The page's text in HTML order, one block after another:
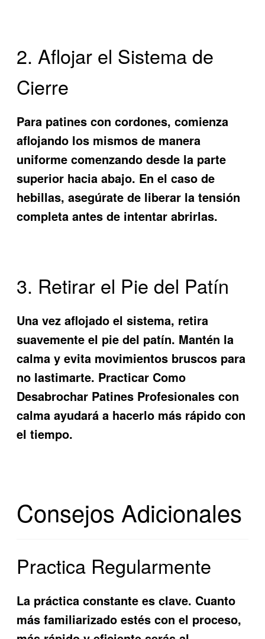
2. Aflojar el Sistema de
Cierre
Para patines con cordones, comienza
aflojando los mismos de manera
uniforme comenzando desde la parte
superior hacia abajo. En el caso de
hebillas, asegúrate de liberar la tensión
completa antes de intentar abrirlas.
3. Retirar el Pie del Patín
Una vez aflojado el sistema, retira
suavemente el pie del patín. Mantén la
calma y evita movimientos bruscos para
no lastimarte. Practicar Como
Desabrochar Patines Profesionales con
calma ayudará a hacerlo más rápido con
el tiempo.
Consejos Adicionales
Practica Regularmente
La práctica constante es clave. Cuanto
más familiarizado estés con el proceso,